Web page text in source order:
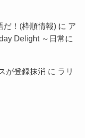
だ！(枠順情報)に ア
Delight ～日常に
が登録抹消 に ラリ